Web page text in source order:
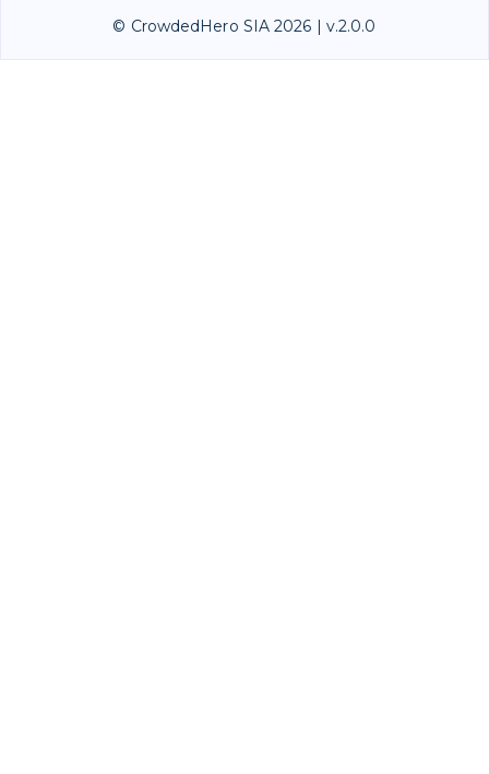
© CrowdedHero SIA 2026 | v.2.0.0